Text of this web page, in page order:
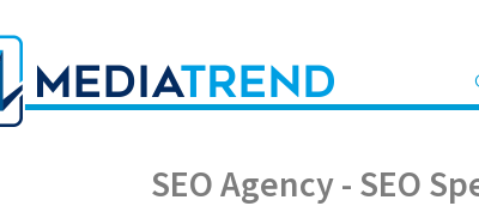
SEO Agency - SEO